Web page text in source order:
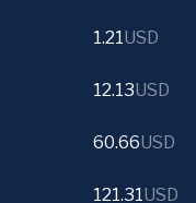
1.21USD
12.13USD
60.66USD
121.31USD